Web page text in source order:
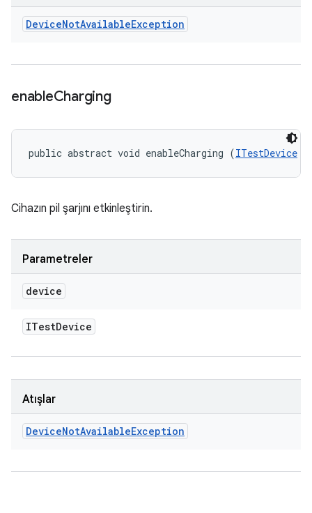
DeviceNotAvailableException
enableCharging
public abstract void enableCharging (ITestDevice
Cihazın pil şarjını etkinleştirin.
Parametreler
device
ITestDevice
Atışlar
DeviceNotAvailableException